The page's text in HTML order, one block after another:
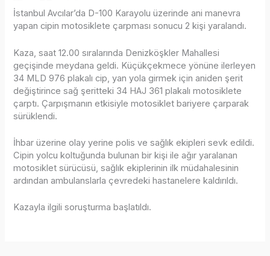
İstanbul Avcılar’da D-100 Karayolu üzerinde ani manevra
yapan cipin motosiklete çarpması sonucu 2 kişi yaralandı.
Kaza, saat 12.00 sıralarında Denizköşkler Mahallesi
geçişinde meydana geldi. Küçükçekmece yönüne ilerleyen
34 MLD 976 plakalı cip, yan yola girmek için aniden şerit
değiştirince sağ şeritteki 34 HAJ 361 plakalı motosiklete
çarptı. Çarpışmanın etkisiyle motosiklet bariyere çarparak
sürüklendi.
İhbar üzerine olay yerine polis ve sağlık ekipleri sevk edildi.
Cipin yolcu koltuğunda bulunan bir kişi ile ağır yaralanan
motosiklet sürücüsü, sağlık ekiplerinin ilk müdahalesinin
ardından ambulanslarla çevredeki hastanelere kaldırıldı.
Kazayla ilgili soruşturma başlatıldı.